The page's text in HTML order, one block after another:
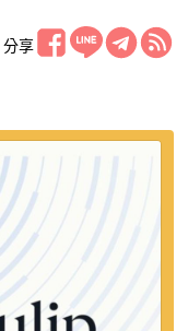
分享